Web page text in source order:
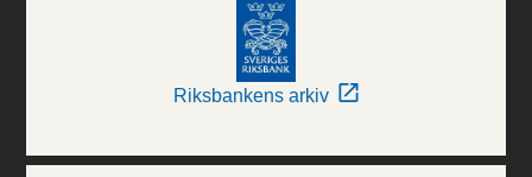
Riksbankens arkiv